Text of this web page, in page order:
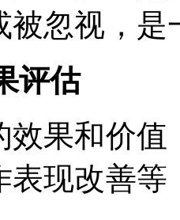
被忽视，
评估
效果和价
表现改善